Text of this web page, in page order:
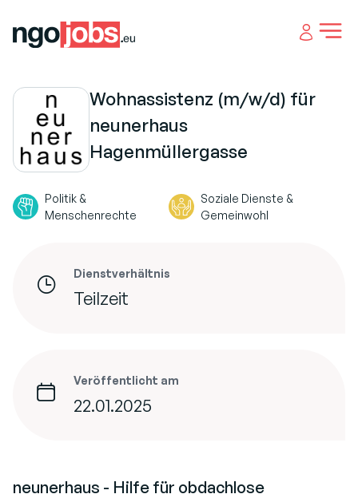
Open
Wohnassistenz (m/w/d) für
neunerhaus
Hagenmüllergasse
Politik &
Menschenrechte
Soziale Dienste &
Gemeinwohl
Dienstverhältnis
Teilzeit
Veröffentlicht am
22.01.2025
neunerhaus - Hilfe für obdachlose